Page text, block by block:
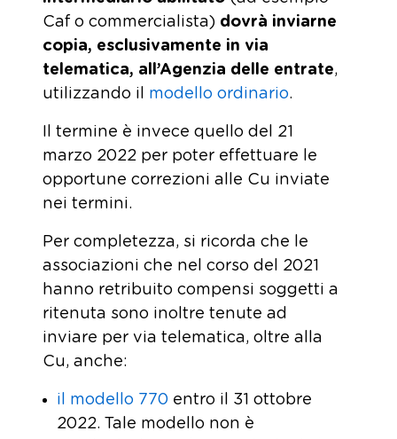
Caf o commercialista) dovrà inviarne
copia, esclusivamente in via
telematica, all’Agenzia delle entrate,
utilizzando il modello ordinario.
Il termine è invece quello del 21
marzo 2022 per poter effettuare le
opportune correzioni alle Cu inviate
nei termini.
Per completezza, si ricorda che le
associazioni che nel corso del 2021
hanno retribuito compensi soggetti a
ritenuta sono inoltre tenute ad
inviare per via telematica, oltre alla
Cu, anche:
il modello 770 entro il 31 ottobre
2022. Tale modello non è